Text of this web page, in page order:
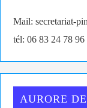
Mail: secretariat-
tél: 06 83 24 78 96
AURORE